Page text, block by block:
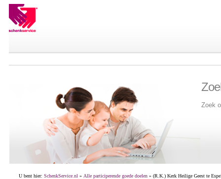
Zoek
U bent hier: SchenkService.nl » Alle participerende goede doelen» (R.K.) Kerk Heilige Geest te